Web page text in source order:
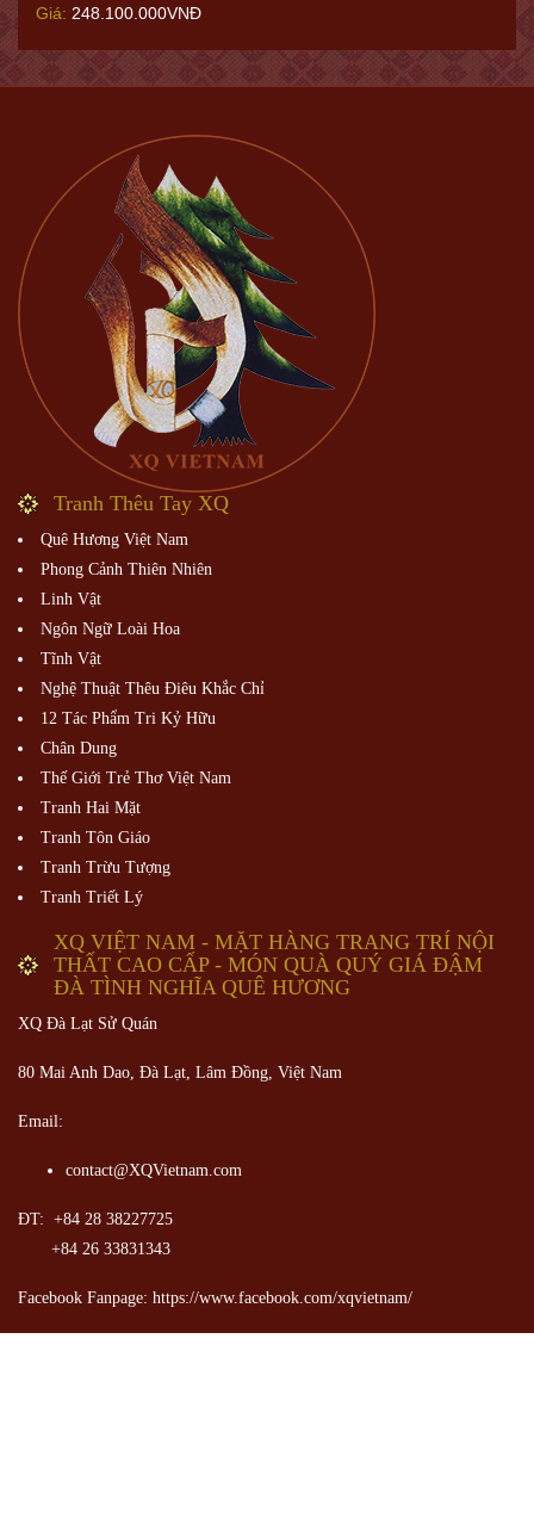
Giá: 248.100.000VNĐ
Tranh Thêu Tay XQ
Quê Hương Việt Nam
Phong Cảnh Thiên Nhiên
Linh Vật
Ngôn Ngữ Loài Hoa
Tĩnh Vật
Nghệ Thuật Thêu Điêu Khắc Chỉ
12 Tác Phẩm Tri Kỷ Hữu
Chân Dung
Thế Giới Trẻ Thơ Việt Nam
Tranh Hai Mặt
Tranh Tôn Giáo
Tranh Trừu Tượng
Tranh Triết Lý
XQ VIỆT NAM - MẶT HÀNG TRANG TRÍ NỘI
THẤT CAO CẤP - MÓN QUÀ QUÝ GIÁ ĐẬM
ĐÀ TÌNH NGHĨA QUÊ HƯƠNG
XQ Đà Lạt Sử Quán
80 Mai Anh Dao, Đà Lạt, Lâm Đồng, Việt Nam
Email:
contact@XQVietnam.com
ĐT: +84 28 38227725
+84 26 33831343
Facebook Fanpage: https://www.facebook.com/xqvietnam/